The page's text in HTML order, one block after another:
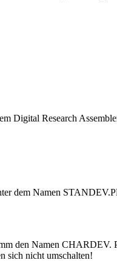
Digital Research
dem Namen
den Namen CHARDEV.
sich nicht umschalten!